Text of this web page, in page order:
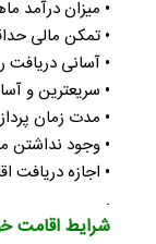
• میزان درآمد ماهانه باید 2000 یورو باشد که برای همسر متقاضی 400 یورو
• تمکن مالی حداقل
• آسانی دریافت
• سریعترین و
• مدت زمان
• وجود
• اجازه دریافت
.
شرایط اقامت